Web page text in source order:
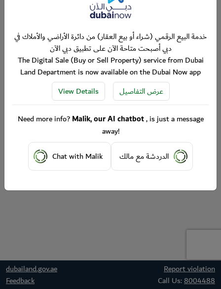
dubailand.gov.ae
Report violation
Feedback
Call Us:8004488
خدمة البيع الرقمي (شراء أو بيع العقار) من دائرة الأراضي والأملاك في
دبي أصبحت متاحة الآن على تطبيق دبي الآن
The Digital Sale (Buy or Sell Property) service from Dubai
Land Department is now available on the Dubai Now app
View Details
عرض التفاصيل
Need more info?Malik, our AI chatbot, is just a message
away!
Chat with Malik
الدردشة مع مالك